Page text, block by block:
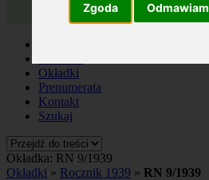
Zgoda Odmawiam
Okładki
Prenumerata
Kontakt
Szukaj
Okładka: RN 9/1939
Okładki » Rocznik 1939 » RN 9/1939